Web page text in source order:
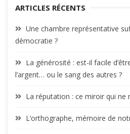
ARTICLES RÉCENTS
Une chambre représentative
démocratie ?
La générosité : est-il facile
l’argent… ou le sang des autres ?
La réputation : ce miroir qui ne
L’orthographe, mémoire de